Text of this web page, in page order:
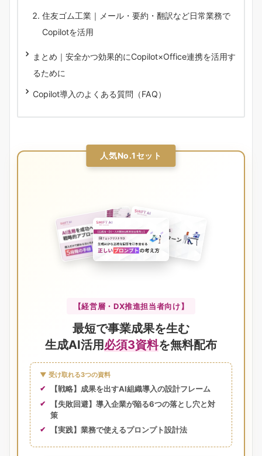
住友ゴム工業｜メール・要約・翻訳など日常業務で
Copilotを活用
まとめ｜安全かつ効果的にCopilot×Office連携を活用す
るために
Copilot導入のよくある質問（FAQ）
人気No.1セット
【経営層・DX推進担当者向け】
最短で事業成果を生む
生成AI活用必須3資料を無料配布
▼ 受け取れる3つの資料
【戦略】成果を出すAI組織導入の設計フレーム
【失敗回避】導入企業が陥る6つの落とし穴と対
策
【実践】業務で使えるプロンプト設計法